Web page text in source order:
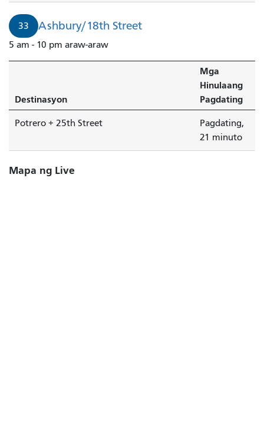
33 Ashbury/18th Street
5 am - 10 pm araw-araw
Destinasyon
Mga
Hinulaang
Pagdating
Potrero + 25th Street
Pagdating,
21 minuto
Mapa ng Live